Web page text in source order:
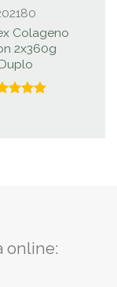
Colageno
2x360g
Duplo
online: